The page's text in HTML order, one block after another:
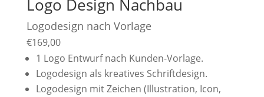
Logo Design Nachbau
Logodesign nach Vorlage
€169,00
1 Logo Entwurf nach Kunden-Vorlage.
Logodesign als kreatives Schriftdesign.
Logodesign mit Zeichen (Illustration, Icon,